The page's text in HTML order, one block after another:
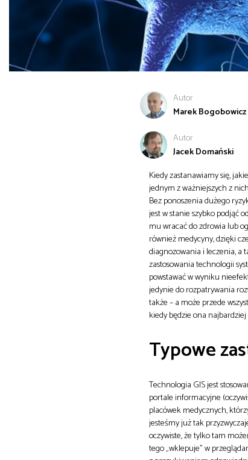
Autor
Marek Bogobowicz
Autor
Jacek Domański
Kiedy zastanawiamy się,
jednym z ważniejszych z
Bez ponoszenia dużego
jest w stanie szybko podjąć
mu wracać do zdrowia lub
również medycyny, dzięki
diagnozowania i leczenia, a
zastosowania technologii
powstawać w wyniku
jedynie do rozpatrywania
także – a może przede
kiedy będzie ona
Typowe
Technologia GIS jest
portale informacyjne
placówek medycznych,
jesteśmy już tak
oczywiste, że tylko tam
tego „wklepuje” w